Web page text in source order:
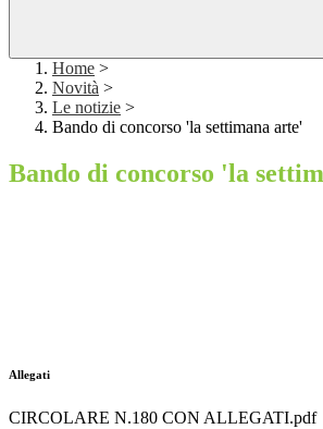
Home >
Novità >
Le notizie >
Bando di concorso 'la settimana arte'
Bando di concorso 'la
Allegati
CIRCOLARE N.180 CON ALLEGATI.pdf